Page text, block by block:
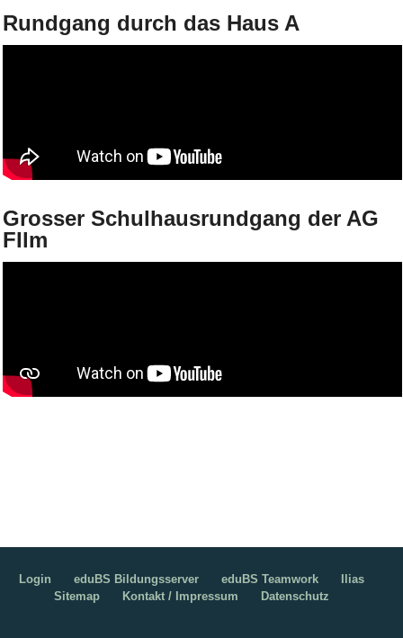
Rundgang durch das Haus A
Grosser Schulhausrundgang der AG
FIlm
Login eduBS Bildungsserver eduBS Teamwork
Ilias
Sitemap
Kontakt / Impressum Datenschutz